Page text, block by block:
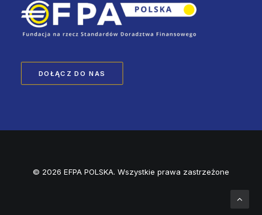
DOŁĄCZ DO NAS
© 2026 EFPA POLSKA. Wszystkie prawa zastrzeżone